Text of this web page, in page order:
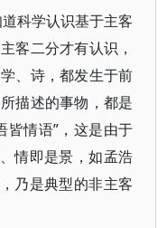
道科学认识基于主客
客二分才有认识，
、诗，都发生于前
描述的事物，都是
皆情语”，这是由于
情即是景，如孟浩
乃是典型的非主客